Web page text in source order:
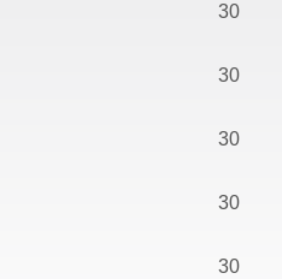
30
30
30
30
30